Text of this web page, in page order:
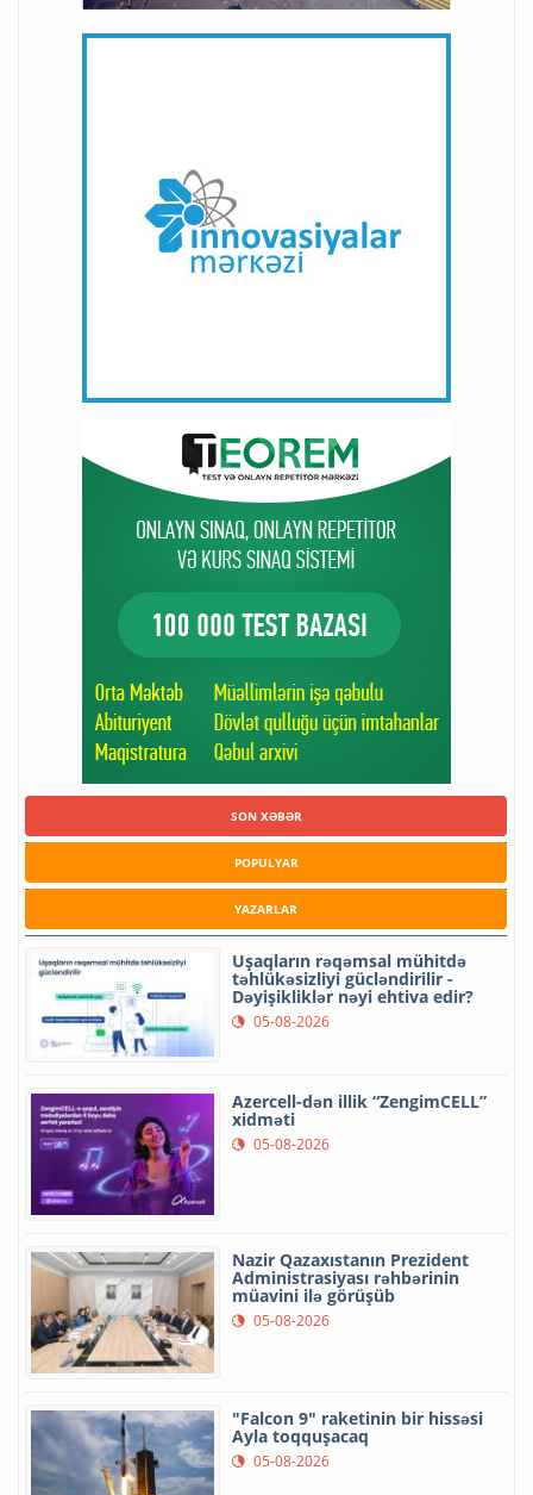
SON XƏBƏR
POPULYAR
YAZARLAR
Uşaqların rəqəmsal mühitdə
təhlükəsizliyi gücləndirilir -
Dəyişikliklər nəyi ehtiva edir?
05-08-2026
Azercell-dən illik “ZengimCELL”
xidməti
05-08-2026
Nazir Qazaxıstanın Prezident
Administrasiyası rəhbərinin
müavini ilə görüşüb
05-08-2026
"Falcon 9" raketinin bir hissəsi
Ayla toqquşacaq
05-08-2026